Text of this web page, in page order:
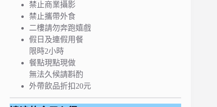
禁止商業攝影
禁止攜帶外食
二樓請勿奔跑嬉戲
假日及連假用餐
限時2小時
餐點現點現做
無法久候請斟酌
外帶飲品折扣20元